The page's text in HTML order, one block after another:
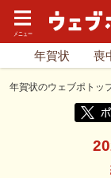
年賀状 喪
年賀状のウェブポトッ